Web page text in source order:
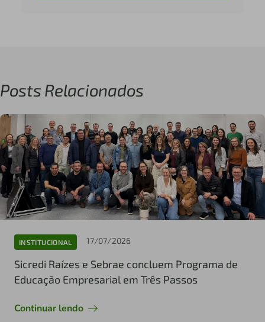
Posts Relacionados
INSTITUCIONAL 17/07/2026
Sicredi Raízes e Sebrae concluem Programa de
Educação Empresarial em Três Passos
Continuar lendo